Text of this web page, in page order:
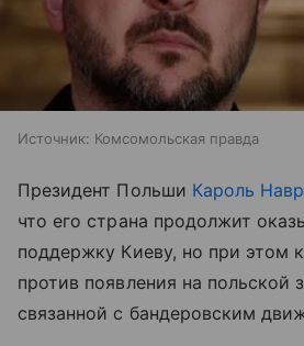
Источник: Комсомольская правда
Президент Польши Кароль
что его страна продолжит
поддержку Киеву, но при этом
против появления на польской
связанной с бандеровским